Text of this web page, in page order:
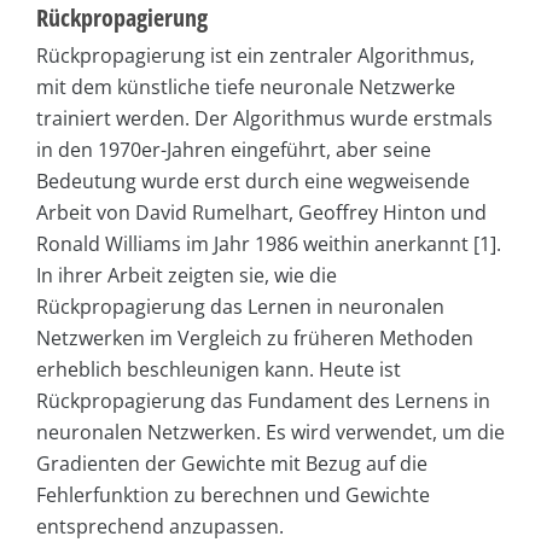
Rückpropagierung
Rückpropagierung ist ein zentraler Algorithmus,
mit dem künstliche tiefe neuronale Netzwerke
trainiert werden. Der Algorithmus wurde erstmals
in den 1970er-Jahren eingeführt, aber seine
Bedeutung wurde erst durch eine wegweisende
Arbeit von David Rumelhart, Geoffrey Hinton und
Ronald Williams im Jahr 1986 weithin anerkannt [1].
In ihrer Arbeit zeigten sie, wie die
Rückpropagierung das Lernen in neuronalen
Netzwerken im Vergleich zu früheren Methoden
erheblich beschleunigen kann. Heute ist
Rückpropagierung das Fundament des Lernens in
neuronalen Netzwerken. Es wird verwendet, um die
Gradienten der Gewichte mit Bezug auf die
Fehlerfunktion zu berechnen und Gewichte
entsprechend anzupassen.